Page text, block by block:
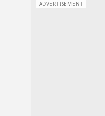
ADVERTISEMENT